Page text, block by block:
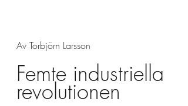
Av Torbjörn Larsson
Femte industriella
revolutionen